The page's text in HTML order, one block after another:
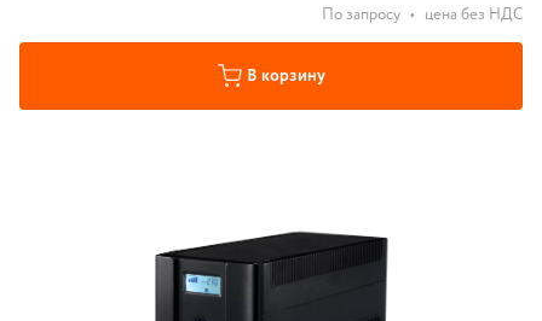
По запросу • цена без НДС
В корзину